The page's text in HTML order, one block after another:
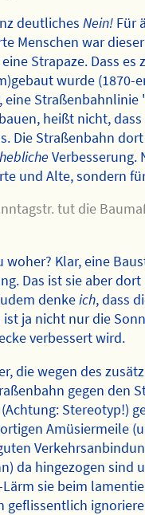
deutliches Nein!Für
Menschen war
Strapaze. Dass es
wurde (1870-
eine Straßenbahnlinie
heißt nicht,
Die Straßenbahn
Verbesserung.
und Alte, sondern
tut die
woher? Klar, eine
Das ist sie aber
denkeich, dass
ist ja nicht nur die
verbessert wird.
die wegen des
gegen den
Stereotyp!)
Amüsiermeile
da hingezogen sind
sie beim
geflissentlich